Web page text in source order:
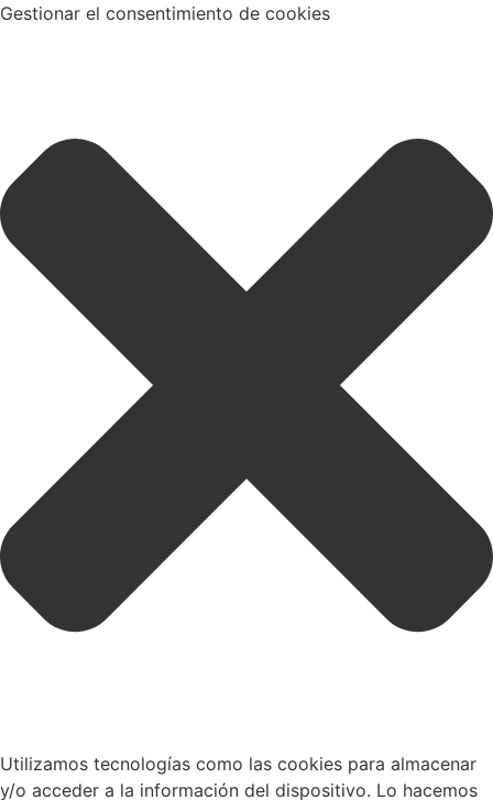
Gestionar el consentimiento de cookies
Utilizamos tecnologías como las cookies para almacenar
y/o acceder a la información del dispositivo. Lo hacemos